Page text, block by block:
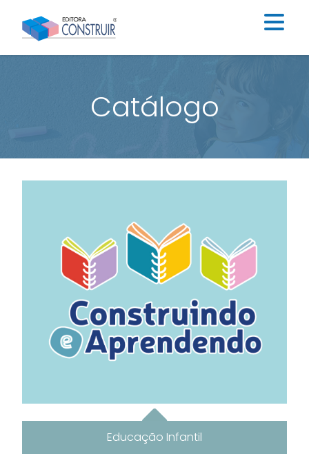
Institucional
Catálogo
Educação Infantil
Ensino Fundamental I
Blog
Contato
Catálogo
Educação Infantil